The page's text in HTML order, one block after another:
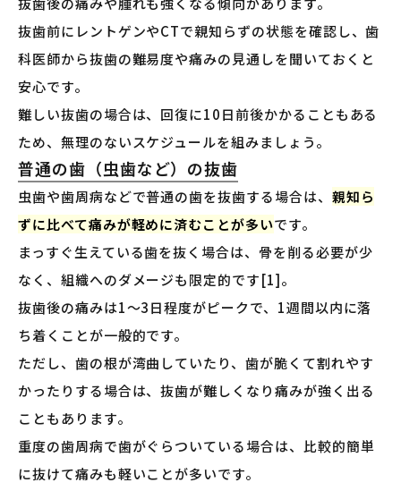
抜歯前にレントゲンやCTで親知らずの状態を確認し、歯
科医師から抜歯の難易度や痛みの見通しを聞いておくと
安心です。
難しい抜歯の場合は、回復に10日前後かかることもある
ため、無理のないスケジュールを組みましょう。
普通の歯（虫歯など）の抜歯
虫歯や歯周病などで普通の歯を抜歯する場合は、 親知ら
ずに比べて痛みが軽めに済むことが多いです。
まっすぐ生えている歯を抜く場合は、骨を削る必要が少
なく、組織へのダメージも限定的です[1]。
抜歯後の痛みは1〜3日程度がピークで、1週間以内に落
ち着くことが一般的です。
ただし、歯の根が湾曲していたり、歯が脆くて割れやす
かったりする場合は、抜歯が難しくなり痛みが強く出る
こともあります。
重度の歯周病で歯がぐらついている場合は、比較的簡単
に抜けて痛みも軽いことが多いです。